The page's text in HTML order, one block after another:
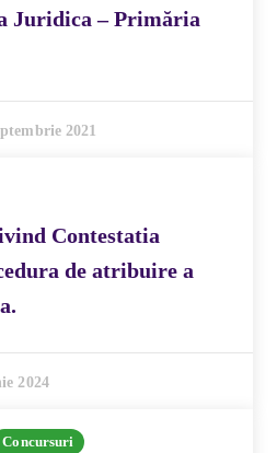
Juridica – Primăria
2021
Contestatia
de atribuire a
2024
Concursuri